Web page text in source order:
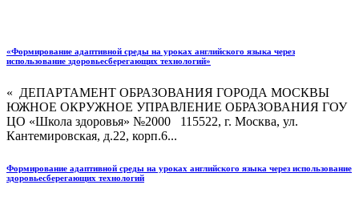
«Формирование адаптивной среды на уроках английского языка через
использование здоровьесберегающих технологий»
« ДЕПАРТАМЕНТ ОБРАЗОВАНИЯ ГОРОДА МОСКВЫ
ЮЖНОЕ ОКРУЖНОЕ УПРАВЛЕНИЕ ОБРАЗОВАНИЯ ГОУ
ЦО «Школа здоровья» №2000 115522, г. Москва, ул.
Кантемировская, д.22, корп.6...
Формирование адаптивной среды на уроках английского языка через использование
здоровьесберегающих технологий